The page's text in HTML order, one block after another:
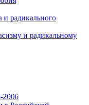
и радикального
и радикальному
2006